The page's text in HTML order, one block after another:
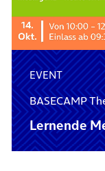
EVENT
BASECAMP
Lernende